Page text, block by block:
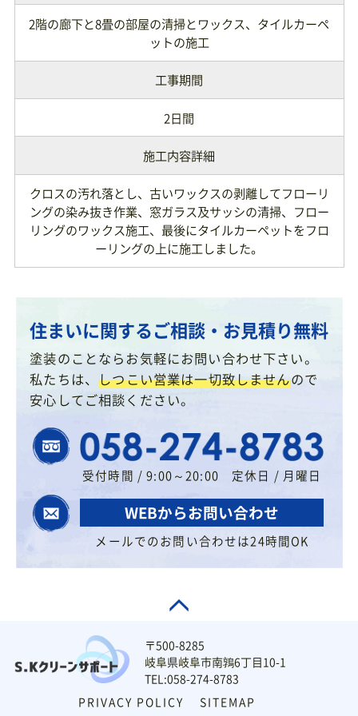
2階の廊下と8畳の部屋の清掃とワックス、タイルカーペ
ットの施工
工事期間
2日間
施工内容詳細
クロスの汚れ落とし、古いワックスの剥離してフローリ
ングの染み抜き作業、窓ガラス及サッシの清掃、フロー
リングのワックス施工、最後にタイルカーペットをフロ
ーリングの上に施工しました。
住まいに関するご相談・お見積り無料
塗装のことならお気軽にお問い合わせ下さい。
私たちは、しつこい営業は一切致しませんので
安心してご相談ください。
受付時間 / 9:00～20:00 定休日 / 月曜日
WEBからお問い合わせ
メールでのお問い合わせは24時間OK
PRIVACY POLICY SITEMAP
〒500-8285
岐阜県岐阜市南鶉6丁目10-1
TEL:058-274-8783